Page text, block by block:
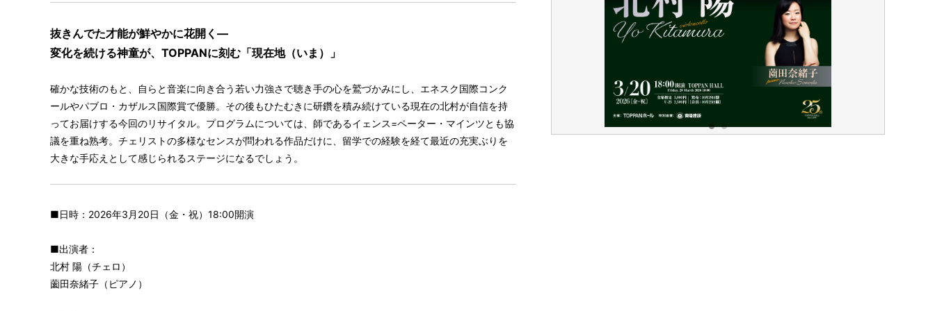
抜きんでた才能が鮮やかに花開く―
変化を続ける神童が、TOPPANに刻む「現在地（いま）」
確かな技術のもと、自らと音楽に向き合う若い力強さで聴き手の心を鷲づかみにし、エネスク国際コンク
ールやパブロ・カザルス国際賞で優勝。その後もひたむきに研鑽を積み続けている現在の北村が自信を持
ってお届けする今回のリサイタル。プログラムについては、師であるイェンス=ペーター・マインツとも協
議を重ね熟考。チェリストの多様なセンスが問われる作品だけに、留学での経験を経て最近の充実ぶりを
大きな手応えとして感じられるステージになるでしょう。
■日時：2026年3月20日（金・祝）18:00開演
■出演者：
北村 陽（チェロ）
薗田奈緒子（ピアノ）